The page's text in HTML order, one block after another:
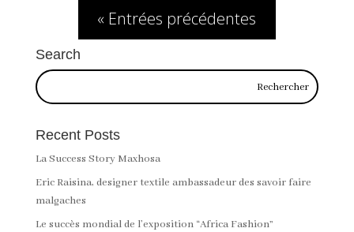
« Entrées précédentes
Search
Recent Posts
La Success Story Maxhosa
Eric Raisina, designer textile ambassadeur des savoir faire
malgaches
Le succès mondial de l’exposition “Africa Fashion”